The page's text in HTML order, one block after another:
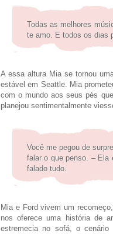
Todas as melhores
te amo. E todos os dias
A essa altura Mia se tornou
estável em Seattle. Mia
com o mundo aos seus pés
planejou sentimentalmente
Você me pegou de
falar o que penso. – Ela
falado tudo.
Mia e Ford vivem um
nos oferece uma história de
estremecia no sofá, o